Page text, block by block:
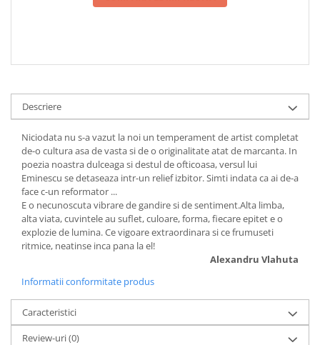
Descriere
Niciodata nu s-a vazut la noi un temperament de artist completat
de-o cultura asa de vasta si de o originalitate atat de marcanta. In
poezia noastra dulceaga si destul de ofticoasa, versul lui
Eminescu se detaseaza intr-un relief izbitor. Simti indata ca ai de-a
face c-un reformator ...
E o necunoscuta vibrare de gandire si de sentiment.Alta limba,
alta viata, cuvintele au suflet, culoare, forma, fiecare epitet e o
explozie de lumina. Ce vigoare extraordinara si ce frumuseti
ritmice, neatinse inca pana la el!
Alexandru Vlahuta
Informatii conformitate produs
Caracteristici
Review-uri(0)